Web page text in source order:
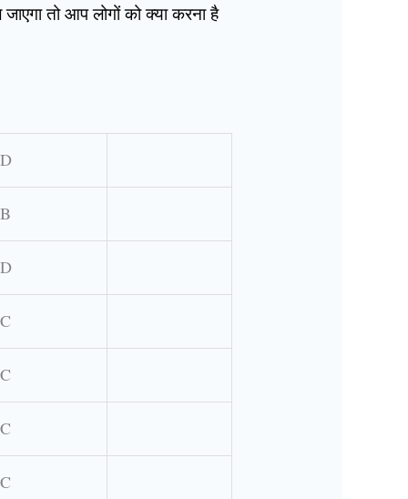
जाएगा तो आप लोगों को क्या करना है
D
B
D
C
C
C
C